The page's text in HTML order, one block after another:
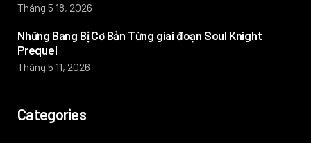
Tháng 5 18, 2026
Những Bang Bị Cơ Bản Từng giai đoạn Soul Knight
Prequel
Tháng 5 11, 2026
Categories